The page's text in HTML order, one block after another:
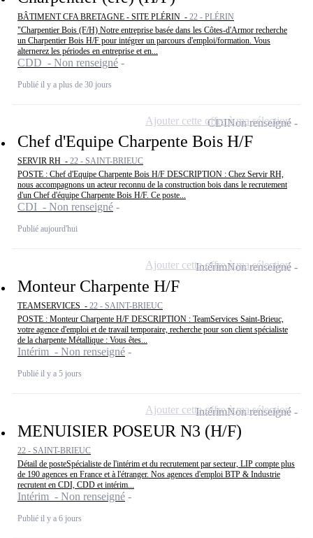
BÂTIMENT CFA BRETAGNE - SITE PLÉRIN - 22 - PLÉRIN
"Charpentier Bois (F/H) Notre entreprise basée dans les Côtes-d'Armor recherche
un Charpentier Bois H/F pour intégrer un parcours d'emploi/formation. Vous
alternerez les périodes en entreprise et en...
CDD - Non renseigné
Publié il y a plus de 30 jours
Chef d'Equipe Charpente Bois H/F
SERVIR RH - 22 - SAINT-BRIEUC
POSTE : Chef d'Equipe Charpente Bois H/F DESCRIPTION : Chez Servir RH,
nous accompagnons un acteur reconnu de la construction bois dans le recrutement
d'un Chef d'équipe Charpente Bois H/F. Ce poste...
CDI - Non renseigné
Publié aujourd'hui
CDINon renseigné
Ajouter cette offre à ma sélection
Monteur Charpente H/F
TEAMSERVICES - 22 - SAINT-BRIEUC
POSTE : Monteur Charpente H/F DESCRIPTION : TeamServices Saint-Brieuc,
votre agence d'emploi et de travail temporaire, recherche pour son client spécialiste
de la charpente Métallique : Vous êtes...
Intérim - Non renseigné
Publié il y a 5 jours
IntérimNon renseigné
Ajouter cette offre à ma sélection
MENUISIER POSEUR N3 (H/F)
22 - SAINT-BRIEUC
Détail de posteSpécialiste de l'intérim et du recrutement par secteur, LIP compte plus
de 190 agences en France et à l'étranger. Nos agences d'emploi BTP & Industrie
recrutent en CDI, CDD et intérim...
Intérim - Non renseigné
Publié il y a 6 jours
IntérimNon renseigné
Ajouter cette offre à ma sélection